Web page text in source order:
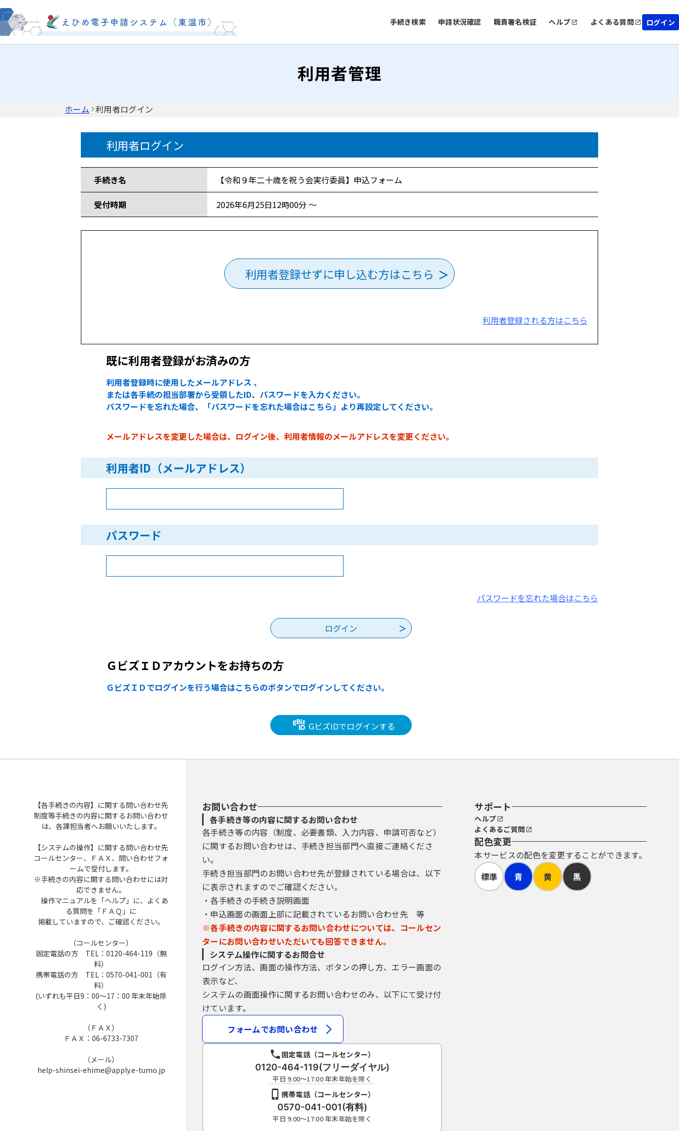
手続き検索 申請状況確認 職責署名検証 ヘルプ よくある質問 ログイン
利用者管理
ホーム 利用者ログイン
利用者ログイン
手続き名 【令和９年二十歳を祝う会実行委員】申込フォーム
受付時期 2026年6月25日12時00分 ～
利用者登録せずに申し込む方はこちら
利用者登録される方はこちら
既に利用者登録がお済みの方
利用者登録時に使用したメールアドレス 、
または各手続の担当部署から受領したID、パスワードを入力ください。
パスワードを忘れた場合、「パスワードを忘れた場合はこちら」より再設定してください。
メールアドレスを変更した場合は、ログイン後、利用者情報のメールアドレスを変更ください。
利用者ID（メールアドレス）
パスワード
パスワードを忘れた場合はこちら
ＧビズＩＤアカウントをお持ちの方
ＧビズＩＤでログインを行う場合はこちらのボタンでログインしてください。
GビズIDでログインする
【各手続きの内容】に関する問い合わせ先
制度等手続きの内容に関するお問い合わせ
は、各課担当者へお願いいたします。
【システムの操作】に関する問い合わせ先
コールセンター、ＦＡＸ、問い合わせフォ
ームで受付します。
※手続きの内容に関する問い合わせには対
応できません。
操作マニュアルを「ヘルプ」に、よくあ
る質問を「ＦＡＱ」に
掲載していますので、ご確認ください。
（コールセンター）
固定電話の方 TEL：0120-464-119（無
料）
携帯電話の方 TEL：0570-041-001（有
料）
(いずれも平日9：00～17：00 年末年始除
く)
（ＦＡＸ）
ＦＡＸ：06-6733-7307
（メール）
help-shinsei-ehime@apply.e-tumo.jp
お問い合わせ
各手続き等の内容に関するお問い合わせ
各手続き等の内容（制度、必要書類、入力内容、申請可否など）
に関するお問い合わせは、手続き担当部門へ直接ご連絡くださ
い。
手続き担当部門のお問い合わせ先が登録されている場合は、以下
に表示されますのでご確認ください。
・各手続きの手続き説明画面
・申込画面の画面上部に記載されているお問い合わせ先 等
※各手続きの内容に関するお問い合わせについては、コールセン
ターにお問い合わせいただいても回答できません。
システム操作に関するお問合せ
ログイン方法、画面の操作方法、ボタンの押し方、エラー画面の
表示など、
システムの画面操作に関するお問い合わせのみ、以下にて受け付
けています。
フォームでお問い合わせ
固定電話（コールセンター）
0120-464-119(フリーダイヤル)
平日 9:00～17:00 年末年始を除く
携帯電話（コールセンター）
0570-041-001(有料)
平日 9:00～17:00 年末年始を除く
サポート
ヘルプ
よくあるご質問
配色変更
本サービスの配色を変更することができます。
標準
青 黄 黒